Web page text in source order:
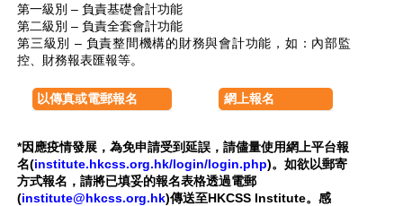
第一級別 – 負責基礎會計功能
第二級別 – 負責全套會計功能
第三級別 – 負責整間機構的財務與會計功能，如：內部監
控、財務報表匯報等。
以傳真或電郵報名 網上報名
*因應疫情發展，為免申請受到延誤，請儘量使用網上平台報
名(institute.hkcss.org.hk/login/login.php)。如欲以郵寄
方式報名，請將已填妥的報名表格透過電郵
(institute@hkcss.org.hk)傳送至HKCSS Institute。感